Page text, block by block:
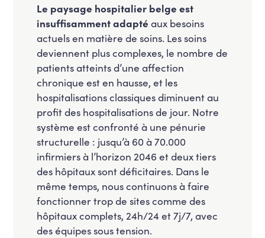
Le paysage hospitalier belge est
insuffisamment adapté aux besoins
actuels en matière de soins. Les soins
deviennent plus complexes, le nombre de
patients atteints d’une affection
chronique est en hausse, et les
hospitalisations classiques diminuent au
profit des hospitalisations de jour. Notre
système est confronté à une pénurie
structurelle : jusqu’à 60 à 70.000
infirmiers à l’horizon 2046 et deux tiers
des hôpitaux sont déficitaires. Dans le
même temps, nous continuons à faire
fonctionner trop de sites comme des
hôpitaux complets, 24h/24 et 7j/7, avec
des équipes sous tension.